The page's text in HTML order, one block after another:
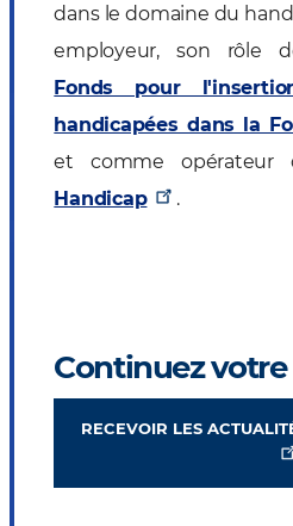
dans le domaine du
employeur, son rôle
Fonds pour
handicapées dans la
et comme opérateur
Handicap
.
Continuez
RECEVOIR LES